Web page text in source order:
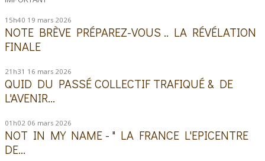
15h40 19 mars 2026
NOTE BRÈVE PRÉPAREZ-VOUS .. LA RÉVÉLATION
FINALE
21h31 16 mars 2026
QUID DU PASSÉ COLLECTIF TRAFIQUÉ & DE
L'AVENIR...
01h02 06 mars 2026
NOT IN MY NAME - " LA FRANCE L'EPICENTRE
DE...